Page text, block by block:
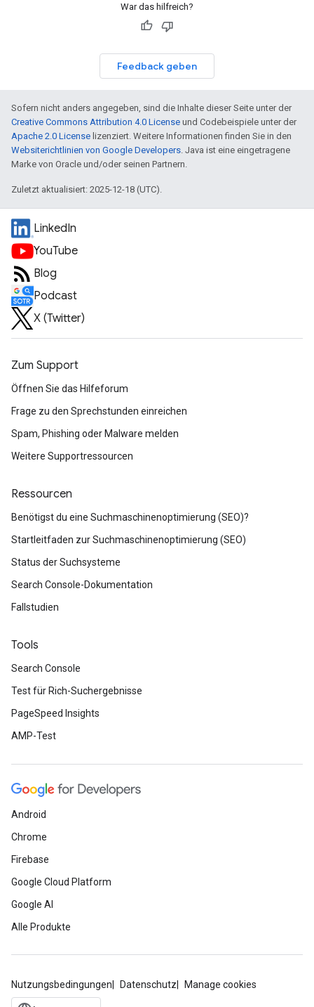
War das hilfreich?
Feedback geben
Sofern nicht anders angegeben, sind die Inhalte dieser Seite unter der
Creative Commons Attribution 4.0 License und Codebeispiele unter der
Apache 2.0 License lizenziert. Weitere Informationen finden Sie in den
Websiterichtlinien von Google Developers . Java ist eine eingetragene
Marke von Oracle und/oder seinen Partnern.
Zuletzt aktualisiert: 2025-12-18 (UTC).
LinkedIn
YouTube
Blog
Podcast
X (Twitter)
Zum Support
Öffnen Sie das Hilfeforum
Frage zu den Sprechstunden einreichen
Spam, Phishing oder Malware melden
Weitere Supportressourcen
Ressourcen
Benötigst du eine Suchmaschinenoptimierung (SEO)?
Startleitfaden zur Suchmaschinenoptimierung (SEO)
Status der Suchsysteme
Search Console-Dokumentation
Fallstudien
Tools
Search Console
Test für Rich-Suchergebnisse
PageSpeed Insights
AMP-Test
Android
Chrome
Firebase
Google Cloud Platform
Google AI
Alle Produkte
Nutzungsbedingungen Datenschutz Manage cookies